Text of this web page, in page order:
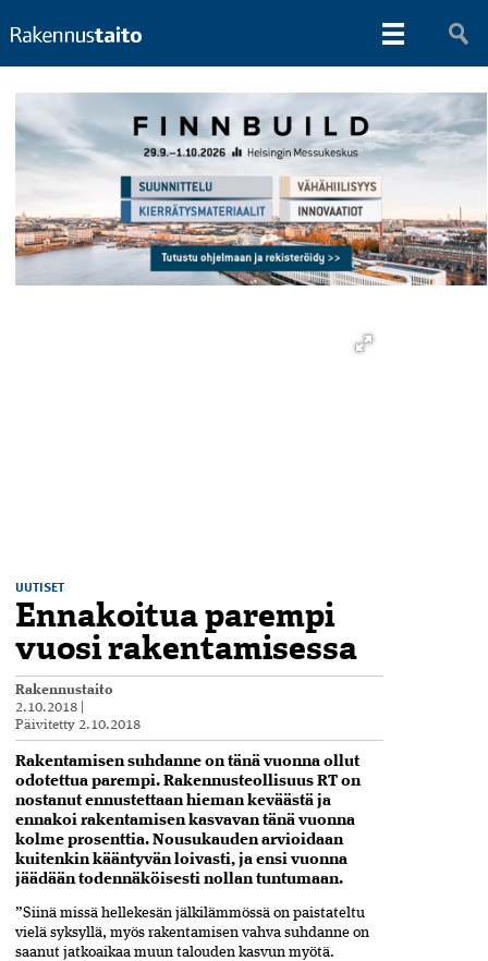
UUTISET
Ennakoitua parempi
vuosi rakentamisessa
Rakennustaito
2.10.2018
Päivitetty 2.10.2018
Rakentamisen suhdanne on tänä vuonna ollut
odotettua parempi. Rakennusteollisuus RT on
nostanut ennustettaan hieman keväästä ja
ennakoi rakentamisen kasvavan tänä vuonna
kolme prosenttia. Nousukauden arvioidaan
kuitenkin kääntyvän loivasti, ja ensi vuonna
jäädään todennäköisesti nollan tuntumaan.
”Siinä missä hellekesän jälkilämmössä on paistateltu
vielä syksyllä, myös rakentamisen vahva suhdanne on
saanut jatkoaikaa muun talouden kasvun myötä.